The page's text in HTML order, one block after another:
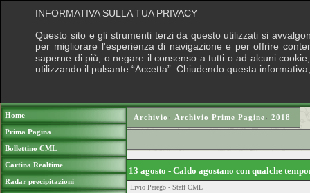
Home
Prima Pagina
Bollettino CML
Cartina Realtime
Radar precipitazioni
Archivio › Archivio Prime Pagine› 2018
13 agosto - Caldo agostano con qualche
Livio Perego - Staff CML
INFORMATIVA SULLA TUA PRIVACY
Questo sito e gli strumenti terzi da questo utilizzati si
per migliorare l'esperienza di navigazione e per offrire
saperne di più, o negare il consenso a tutti o ad alcuni
utilizzando il pulsante “Accetta”. Chiudendo questa